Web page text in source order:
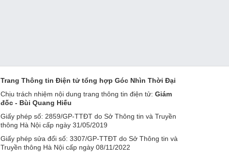
Trang Thông tin Điện tử tổng hợp Góc Nhìn Thời Đại
Chịu trách nhiệm nội dung trang thông tin điện tử: Giám
đốc - Bùi Quang Hiếu
Giấy phép số: 2859/GP-TTĐT do Sở Thông tin và Truyền
thông Hà Nội cấp ngày 31/05/2019
Giấy phép sửa đổi số: 3307/GP-TTĐT do Sở Thông tin và
Truyền thông Hà Nội cấp ngày 08/11/2022